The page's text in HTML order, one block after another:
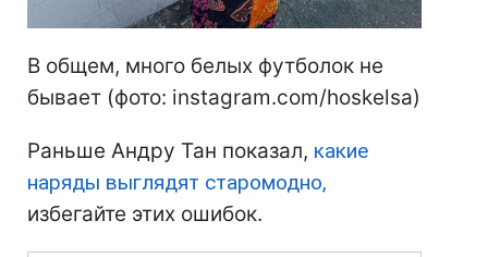
В общем, много белых футболок не
бывает (фото: instagram.com/hoskelsa)
Раньше Андру Тан показал, какие
наряды выглядят старомодно,
избегайте этих ошибок.